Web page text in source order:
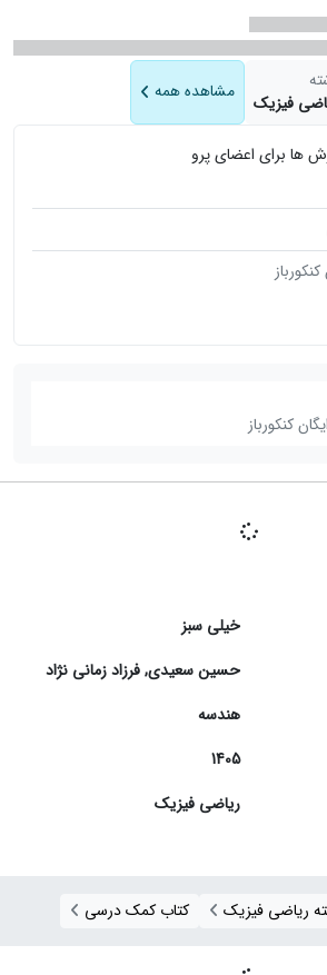
فیزیک
مشاهده همه
ها برای اعضای پرو
کنکورباز
خیلی سبز
حسین سعیدی,فرزاد زمانی نژاد
هندسه
1405
ریاضی فیزیک
ریاضی فیزیک کتاب کمک درسی